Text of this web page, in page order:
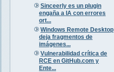
Sinceerly es un plugin
engaña a IA con errores
ort...
Windows Remote Desktop
deja fragmentos de
imágenes...
Vulnerabilidad crítica de
RCE en GitHub.com y
Ente...